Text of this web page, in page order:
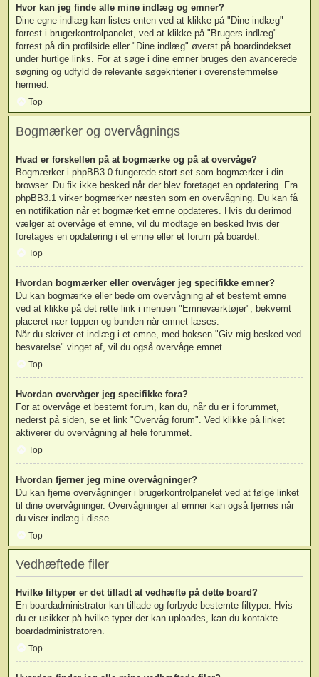
Hvor kan jeg finde alle mine indlæg og emner?
Dine egne indlæg kan listes enten ved at klikke på "Dine indlæg"
forrest i brugerkontrolpanelet, ved at klikke på "Brugers indlæg"
forrest på din profilside eller "Dine indlæg" øverst på boardindekset
under hurtige links. For at søge i dine emner bruges den avancerede
søgning og udfyld de relevante søgekriterier i overenstemmelse
hermed.
Top
Bogmærker og overvågnings
Hvad er forskellen på at bogmærke og på at overvåge?
Bogmærker i phpBB3.0 fungerede stort set som bogmærker i din
browser. Du fik ikke besked når der blev foretaget en opdatering. Fra
phpBB3.1 virker bogmærker næsten som en overvågning. Du kan få
en notifikation når et bogmærket emne opdateres. Hvis du derimod
vælger at overvåge et emne, vil du modtage en besked hvis der
foretages en opdatering i et emne eller et forum på boardet.
Top
Hvordan bogmærker eller overvåger jeg specifikke emner?
Du kan bogmærke eller bede om overvågning af et bestemt emne
ved at klikke på det rette link i menuen "Emneværktøjer", bekvemt
placeret nær toppen og bunden når emnet læses.
Når du skriver et indlæg i et emne, med boksen "Giv mig besked ved
besvarelse" vinget af, vil du også overvåge emnet.
Top
Hvordan overvåger jeg specifikke fora?
For at overvåge et bestemt forum, kan du, når du er i forummet,
nederst på siden, se et link "Overvåg forum". Ved klikke på linket
aktiverer du overvågning af hele forummet.
Top
Hvordan fjerner jeg mine overvågninger?
Du kan fjerne overvågninger i brugerkontrolpanelet ved at følge linket
til dine overvågninger. Overvågninger af emner kan også fjernes når
du viser indlæg i disse.
Top
Vedhæftede filer
Hvilke filtyper er det tilladt at vedhæfte på dette board?
En boardadministrator kan tillade og forbyde bestemte filtyper. Hvis
du er usikker på hvilke typer der kan uploades, kan du kontakte
boardadministratoren.
Top